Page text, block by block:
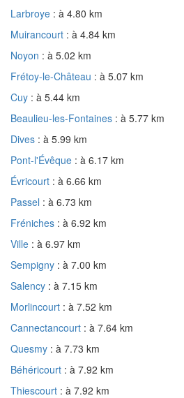
Larbroye : à 4.80 km
Muirancourt : à 4.84 km
Noyon : à 5.02 km
Frétoy-le-Château : à 5.07 km
Cuy : à 5.44 km
Beaulieu-les-Fontaines : à 5.77 km
Dives : à 5.99 km
Pont-l'Évêque : à 6.17 km
Évricourt : à 6.66 km
Passel : à 6.73 km
Fréniches : à 6.92 km
Ville : à 6.97 km
Sempigny : à 7.00 km
Salency : à 7.15 km
Morlincourt : à 7.52 km
Cannectancourt : à 7.64 km
Quesmy : à 7.73 km
Béhéricourt : à 7.92 km
Thiescourt : à 7.92 km